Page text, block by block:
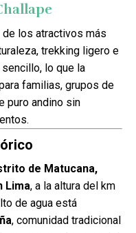
de los atractivos más
trekking ligero e
lo que la
familias, grupos de
puro andino sin
de Matucana,
Lima, a la altura del km
de agua está
, comunidad tradicional